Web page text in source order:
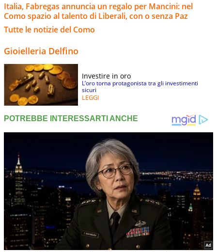
Italia, Fabregas annuncia un regalo per Mancini: nel
Como spazio al talento di Liberali, con o senza Paz
Tutte le notizie del Como
Gioielleria Delfino
Investire in oro
L’oro torna protagonista tra gli investimenti
sicuri
LEGGI